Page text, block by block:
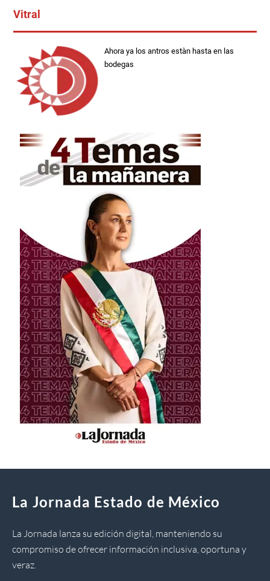
Vitral
Ahora ya los antros estàn hasta en las
bodegas
La Jornada Estado de México
La Jornada lanza su edición digital, manteniendo su
compromiso de ofrecer información inclusiva, oportuna y
veraz.